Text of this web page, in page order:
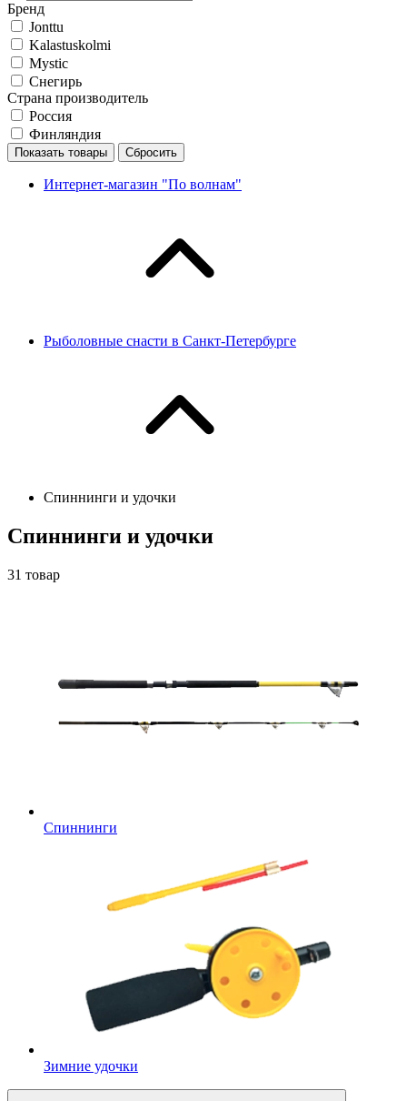
Бренд
Jonttu
Kalastuskolmi
Mystic
Снегирь
Страна производитель
Россия
Финляндия
Показать товары Сбросить
Интернет-магазин "По волнам"
Рыболовные снасти в Санкт-Петербурге
Спиннинги и удочки
Спиннинги и удочки
31 товар
Спиннинги
Зимние удочки